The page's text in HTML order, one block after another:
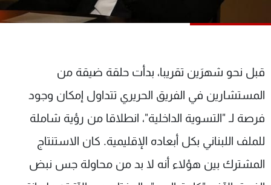
قبل نحو شهرَين تقريبا، بدأت حلقة ضيقة من
المستشارين في الفريق الحريري تتداول إمكان وجود
فرصة لـ "التسوية الداخلية"، انطلاقا من رؤية شاملة
للملف اللبناني بكل أبعاده الإقليمية. كان الاستنتاج
المشترك بين هؤلاء أنه لا بد من محاولة جس نبض
عن MTV
الإنـتـاج
لاعلاناتكم
وظائف
شروط الإسـتخدام
سياسة الخصوصية